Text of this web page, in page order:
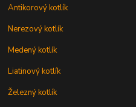
Antikorový kotlík
Nerezový kotlík
Medený kotlík
Liatinový kotlík
Železný kotlík